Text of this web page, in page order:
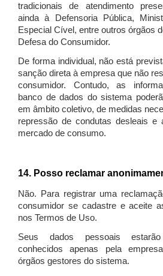
tradicionais de atendimento
ainda à Defensoria Pública,
Especial Cível, entre outros órgãos
Defesa do Consumidor.
De forma individual, não está
sanção direta à empresa que não
consumidor. Contudo, as
banco de dados do sistema
em âmbito coletivo, de medidas
repressão de condutas desleais e
mercado de consumo.
14. Posso reclamar
Não. Para registrar uma
consumidor se cadastre e aceite
nos Termos de Uso.
Seus dados pessoais
conhecidos apenas pela
órgãos gestores do sistema.